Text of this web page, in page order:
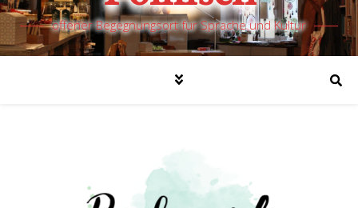
offener Begegnungsort für Sprache und Kultur